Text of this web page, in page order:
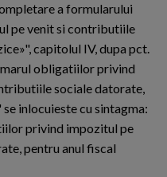
a formularului
pe venit si contributiile
capitolul IV, dupa pct.
obligatiilor privind
sociale datorate,
inlocuieste cu sintagma:
privind impozitul pe
pentru anul fiscal